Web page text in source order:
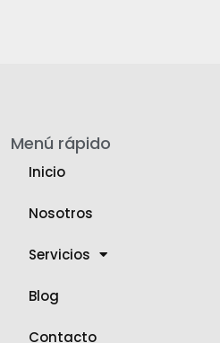
Menú rápido
Inicio
Nosotros
Servicios
Blog
Contacto